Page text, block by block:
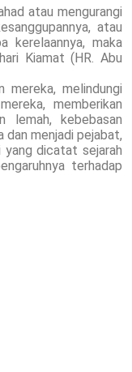
atau mengurangi
atau
kerelaannya, maka
Kiamat (HR. Abu
mereka, melindungi
memberikan
lemah, kebebasan
dan menjadi pejabat,
yang dicatat sejarah
terhadap